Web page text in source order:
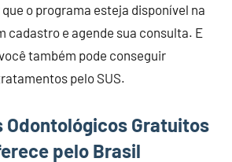
o programa esteja disponível na
cadastro e agende sua consulta. E
também pode conseguir
pelo SUS.
Odontológicos Gratuitos
pelo Brasil